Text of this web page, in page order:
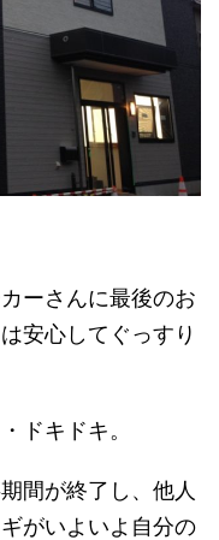
ーさんに最後のお
安心してぐっすり
ドキドキ。
間が終了し、他人
がいよいよ自分の